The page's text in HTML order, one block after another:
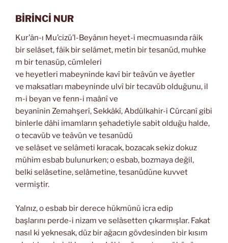
BİRİNCİ NUR
Kur’ân-ı Mu’cizü’l-Beyânın heyet-i mecmuasında râik
bir selâset, fâik bir selâmet, metin bir tesanüd, muhke
m bir tenasüp, cümleleri
ve heyetleri mabeyninde kavî bir teâvün ve âyetler
ve maksatları mabeyninde ulvî bir tecavüb olduğunu, il
m-i beyan ve fenn-i maânî ve
beyanînin Zemahşerî, Sekkâkî, Abdülkahir-i Cürcanî gibi
binlerle dâhi imamların şehadetiyle sabit olduğu halde,
o tecavüb ve teâvün ve tesanüdü
ve selâset ve selâmeti kıracak, bozacak sekiz dokuz
mühim esbab bulunurken; o esbab, bozmaya değil,
belki selâsetine, selâmetine, tesanüdüne kuvvet
vermiştir.
Yalnız, o esbab bir derece hükmünü icra edip
başlarını perde-i nizam ve selâsetten çıkarmışlar. Fakat
nasıl ki yeknesak, düz bir ağacın gövdesinden bir kısım